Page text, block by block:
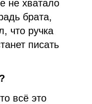
не хватало
брата,
что ручка
писать
всё это